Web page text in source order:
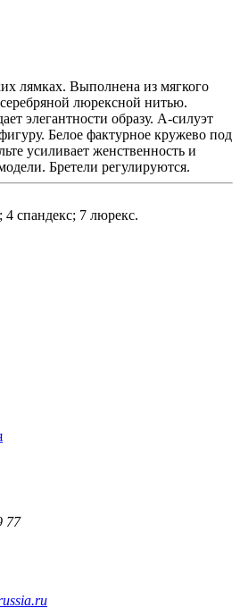
лямках. Выполнена из мягкого
люрексной нитью.
элегантности образу. А-силуэт
Белое фактурное кружево под
усиливает женственность и
Бретели регулируются.
4 спандекс; 7 люрекс.
77